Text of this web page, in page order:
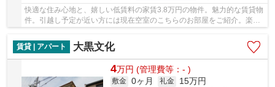
快適な住み心地と、嬉しい低賃料の家賃3.8万円の物件。魅力的な賃貸物
件。引越し予定が近い方には現在空室のこちらのお部屋をご紹介。楽し
賃貸 | アパート
大黒文化
4万円 (管理費等：- )
敷金 0ヶ月 礼金
15万円